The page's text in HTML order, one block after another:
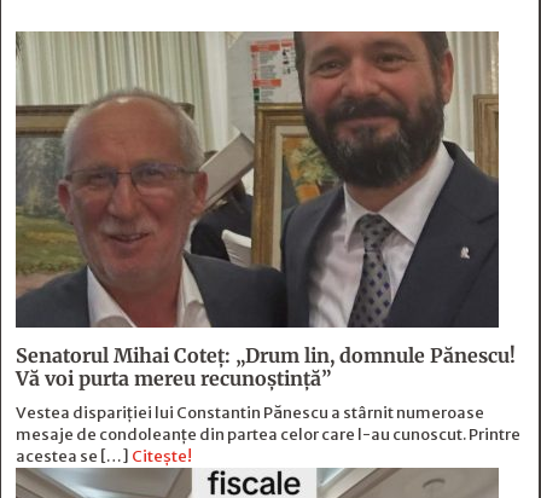
Senatorul Mihai Coteț: „Drum lin, domnule Pănescu!
Vă voi purta mereu recunoștință”
Vestea dispariției lui Constantin Pănescu a stârnit numeroase
mesaje de condoleanțe din partea celor care l-au cunoscut. Printre
acestea se […] Citește!